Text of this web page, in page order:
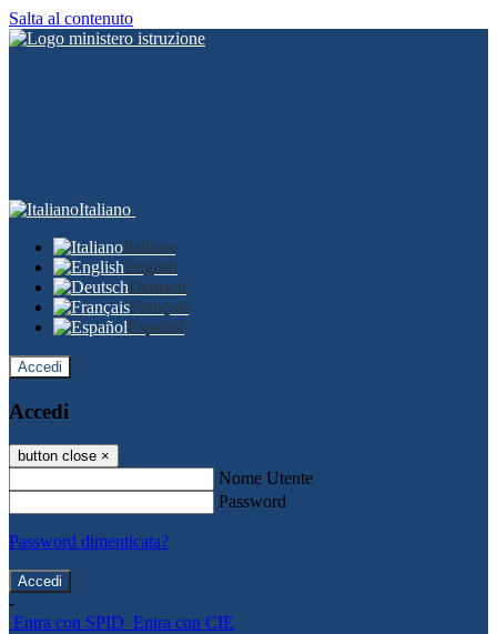
Salta al contenuto
Italiano
Italiano
English
Deutsch
Français
Español
Accedi
Accedi
button close ×
Nome Utente
Password
Password dimenticata?
-
Entra con SPID Entra con CIE